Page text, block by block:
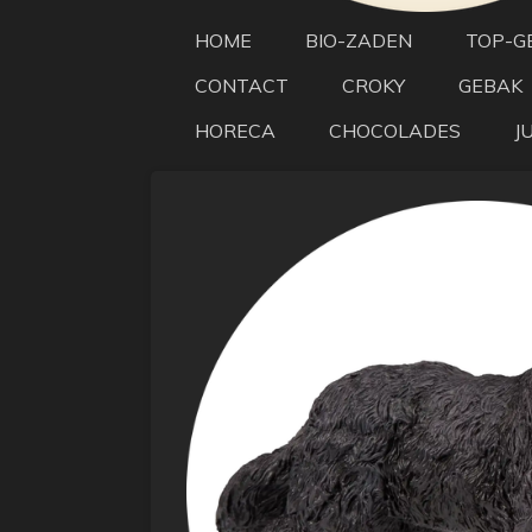
HOME BIO-ZADEN TOP-
CONTACT
CROKY GEBAK
HORECA
CHOCOLADES